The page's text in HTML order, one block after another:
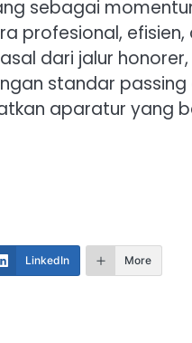
sebagai
profesional,
dari jalur
standar
aparatur yang
LinkedIn More